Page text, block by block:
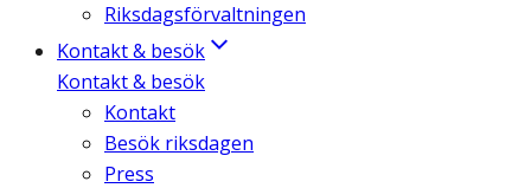
Riksdagsförvaltningen
Kontakt & besök
Kontakt & besök
Kontakt
Besök riksdagen
Press